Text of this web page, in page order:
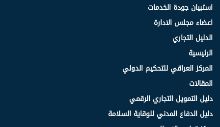
استبيان جودة الخدمات
اعضاء مجلس الادارة
الدليل التجاري
الرئيسية
المركز العراقي للتحكيم الدولي
المقالات
دليل التمويل التجاري الرقمي
دليل الدفاع المدني للوقاية السلامة